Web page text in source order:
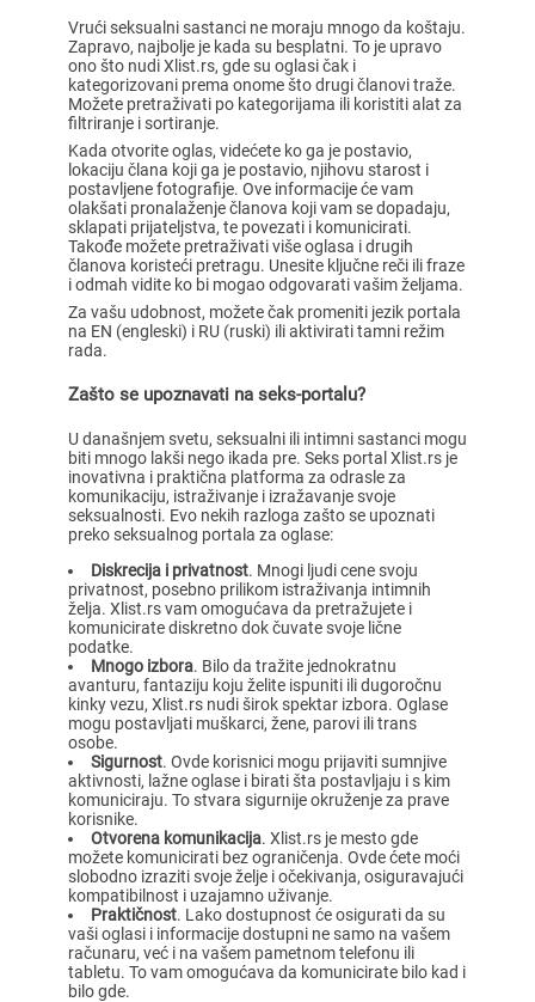
Vrući seksualni sastanci ne moraju mnogo da koštaju.
Zapravo, najbolje je kada su besplatni. To je upravo
ono što nudi Xlist.rs, gde su oglasi čak i
kategorizovani prema onome što drugi članovi traže.
Možete pretraživati po kategorijama ili koristiti alat za
filtriranje i sortiranje.
Kada otvorite oglas, videćete ko ga je postavio,
lokaciju člana koji ga je postavio, njihovu starost i
postavljene fotografije. Ove informacije će vam
olakšati pronalaženje članova koji vam se dopadaju,
sklapati prijateljstva, te povezati i komunicirati.
Takođe možete pretraživati više oglasa i drugih
članova koristeći pretragu. Unesite ključne reči ili fraze
i odmah vidite ko bi mogao odgovarati vašim željama.
Za vašu udobnost, možete čak promeniti jezik portala
na EN (engleski) i RU (ruski) ili aktivirati tamni režim
rada.
Zašto se upoznavati na seks-portalu?
U današnjem svetu, seksualni ili intimni sastanci mogu
biti mnogo lakši nego ikada pre. Seks portal Xlist.rs je
inovativna i praktična platforma za odrasle za
komunikaciju, istraživanje i izražavanje svoje
seksualnosti. Evo nekih razloga zašto se upoznati
preko seksualnog portala za oglase:
Diskrecija i privatnost. Mnogi ljudi cene svoju
privatnost, posebno prilikom istraživanja intimnih
želja. Xlist.rs vam omogućava da pretražujete i
komunicirate diskretno dok čuvate svoje lične
podatke.
Mnogo izbora. Bilo da tražite jednokratnu
avanturu, fantaziju koju želite ispuniti ili dugoročnu
kinky vezu, Xlist.rs nudi širok spektar izbora. Oglase
mogu postavljati muškarci, žene, parovi ili trans
osobe.
Sigurnost. Ovde korisnici mogu prijaviti sumnjive
aktivnosti, lažne oglase i birati šta postavljaju i s kim
komuniciraju. To stvara sigurnije okruženje za prave
korisnike.
Otvorena komunikacija. Xlist.rs je mesto gde
možete komunicirati bez ograničenja. Ovde ćete moći
slobodno izraziti svoje želje i očekivanja, osiguravajući
kompatibilnost i uzajamno uživanje.
Praktičnost. Lako dostupnost će osigurati da su
vaši oglasi i informacije dostupni ne samo na vašem
računaru, već i na vašem pametnom telefonu ili
tabletu. To vam omogućava da komunicirate bilo kad i
bilo gde.